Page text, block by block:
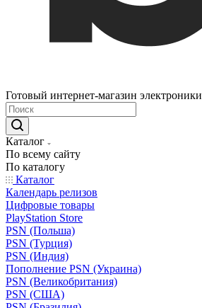
Готовый интернет-магазин электроники
Каталог
По всему сайту
По каталогу
Каталог
Календарь релизов
Цифровые товары
PlayStation Store
PSN (Польша)
PSN (Турция)
PSN (Индия)
Пополнение PSN (Украина)
PSN (Великобритания)
PSN (США)